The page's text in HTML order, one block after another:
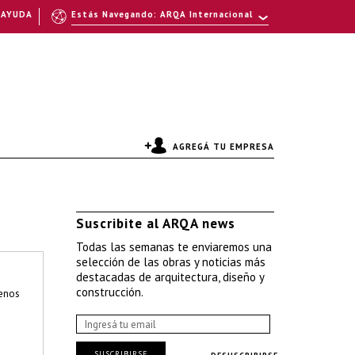
AGREGÁ TU EMPRESA
Suscribite al ARQA news
Todas las semanas te enviaremos una
selección de las obras y noticias más
destacadas de arquitectura, diseño y
construcción.
Estás Navegando: ARQA Internacional
AYUDA